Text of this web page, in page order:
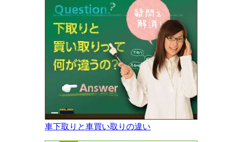
車下取りと車買い取りの違い